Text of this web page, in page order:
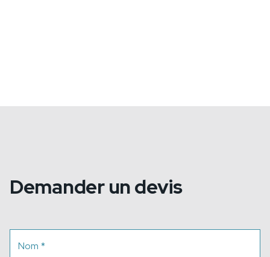
Demander un devis
Nom *